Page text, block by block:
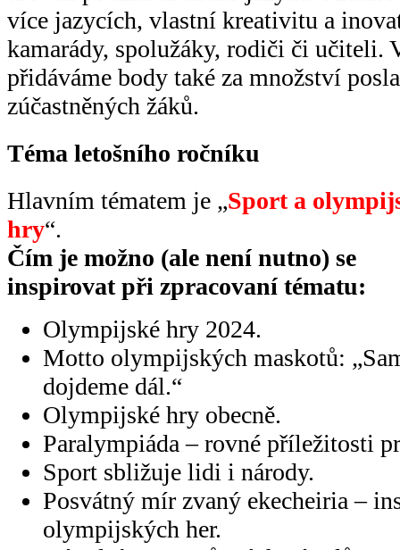
více jazycích, vlastní kreativitu a
kamarády, spolužáky, rodiči či
přidáváme body také za množství
zúčastněných žáků.
Téma letošního ročníku
Hlavním tématem je „Sport a
hry“.
Čím je možno (ale není nutno) se
inspirovat při zpracovaní tématu:
Olympijské hry 2024.
Motto olympijských maskotů:
dojdeme dál.“
Olympijské hry obecně.
Paralympiáda – rovné příležitosti
Sport sbližuje lidi i národy.
Posvátný mír zvaný ekecheiria –
olympijských her.